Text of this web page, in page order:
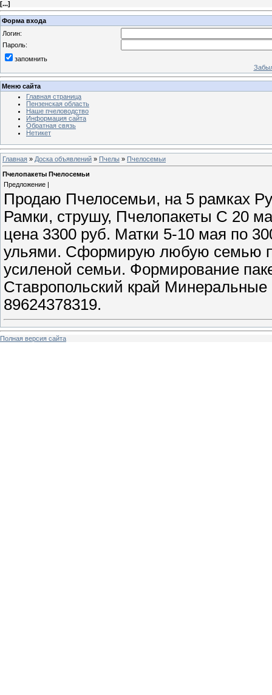
[...]
Форма входа
Логин:
Пароль:
запомнить
Меню сайта
Главная страница
Пензенская область
Наше пчеловодство
Информация сайта
Обратная связь
Нетикет
Главная » Доска объявлений » Пчелы » Пчелосемьи
Пчелопакеты Пчелосемьи
Предложение |
Продаю Пчелосемьи, на 5 рамках
Рамки, струшу, Пчелопакеты С 20
цена 3300 руб. Матки 5-10 мая по
ульями. Сформирую любую семью
усиленой семьи. Формирование
Ставропольский край
89624378319.
Полная версия сайта